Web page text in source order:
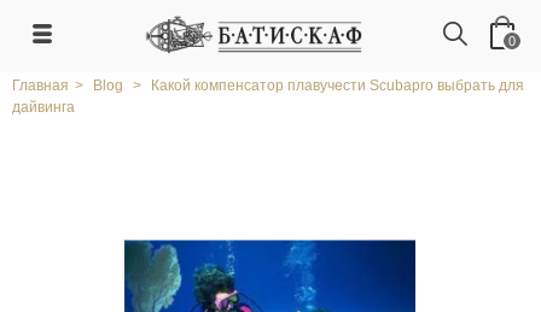
0
Главная > Blog >
Какой компенсатор плавучести Scubapro выбрать для
дайвинга